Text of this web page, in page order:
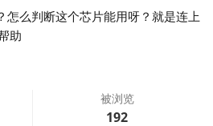
么判断这个芯片能用呀？就是连上
助
被浏览
192